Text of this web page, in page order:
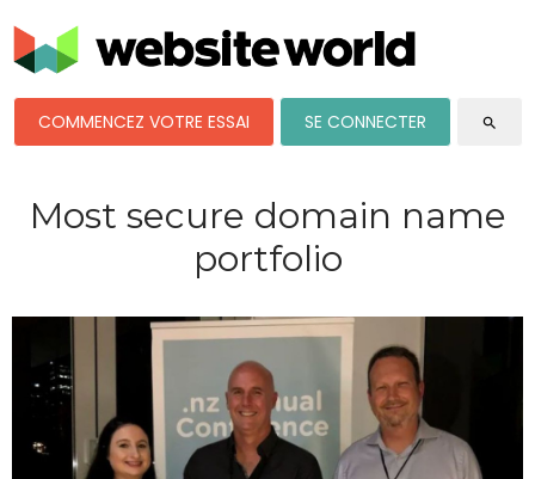
COMMENCEZ VOTRE ESSAI SE CONNECTER search
Most secure domain name
portfolio